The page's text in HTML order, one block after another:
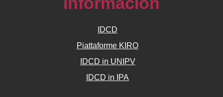
IDCD
Piattaforme KIRO
IDCD in UNIPV
IDCD in IPA